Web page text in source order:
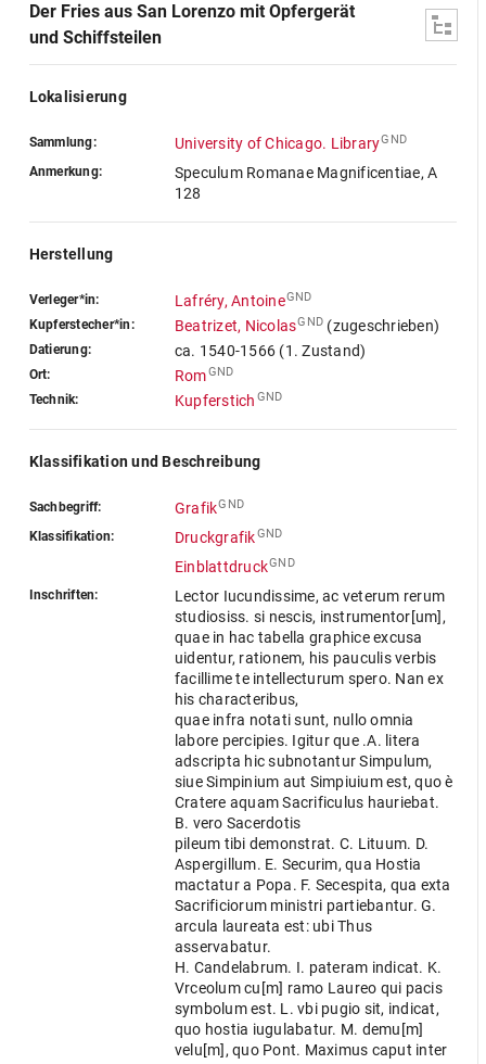
Der Fries aus San Lorenzo mit Opfergerät
und Schiffsteilen
Lokalisierung
Sammlung: University of Chicago. LibraryGND
Anmerkung:
Speculum Romanae Magnificentiae, A
128
Herstellung
Verleger*in: Lafréry, AntoineGND
Kupferstecher*in: Beatrizet, NicolasGND (zugeschrieben)
Datierung: ca. 1540-1566 (1. Zustand)
Ort: RomGND
Technik: Kupferstich GND
Klassifikation und Beschreibung
Sachbegriff: GrafikGND
Klassifikation: DruckgrafikGND
EinblattdruckGND
Inschriften:
Lector Iucundissime, ac veterum rerum
studiosiss. si nescis, instrumentor[um],
quae in hac tabella graphice excusa
uidentur, rationem, his pauculis verbis
facillime te intellecturum spero. Nan ex
his characteribus,
quae infra notati sunt, nullo omnia
labore percipies. Igitur que .A. litera
adscripta hic subnotantur Simpulum,
siue Simpinium aut Simpiuium est, quo è
Cratere aquam Sacrificulus hauriebat.
B. vero Sacerdotis
pileum tibi demonstrat. C. Lituum. D.
Aspergillum. E. Securim, qua Hostia
mactatur a Popa. F. Secespita, qua exta
Sacrificiorum ministri partiebantur. G.
arcula laureata est: ubi Thus
asservabatur.
H. Candelabrum. I. pateram indicat. K.
Vrceolum cu[m] ramo Laureo qui pacis
symbolum est. L. vbi pugio sit, indicat,
quo hostia iugulabatur. M. demu[m]
velu[m], quo Pont. Maximus caput inter